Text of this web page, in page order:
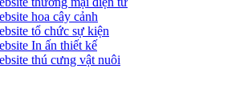
hoa cây cảnh
tổ chức sự kiện
In ấn thiết kế
thú cưng vật nuôi